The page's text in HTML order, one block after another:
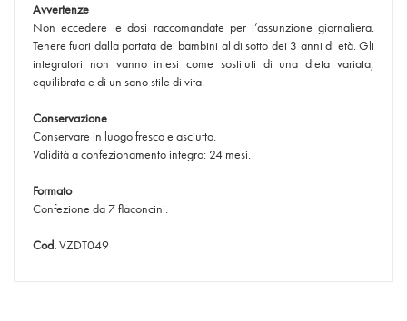
Avvertenze
Non eccedere le dosi raccomandate per l’assunzione giornaliera.
Tenere fuori dalla portata dei bambini al di sotto dei 3 anni di età. Gli
integratori non vanno intesi come sostituti di una dieta variata,
equilibrata e di un sano stile di vita.
Conservazione
Conservare in luogo fresco e asciutto.
Validità a confezionamento integro: 24 mesi.
Formato
Confezione da 7 flaconcini.
Cod.VZDT049